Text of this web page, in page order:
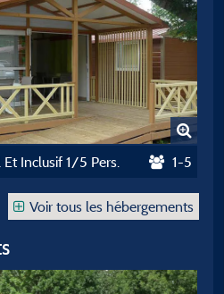
Inclusif 1/5 Pers. 1-5
Voir tous les hébergements